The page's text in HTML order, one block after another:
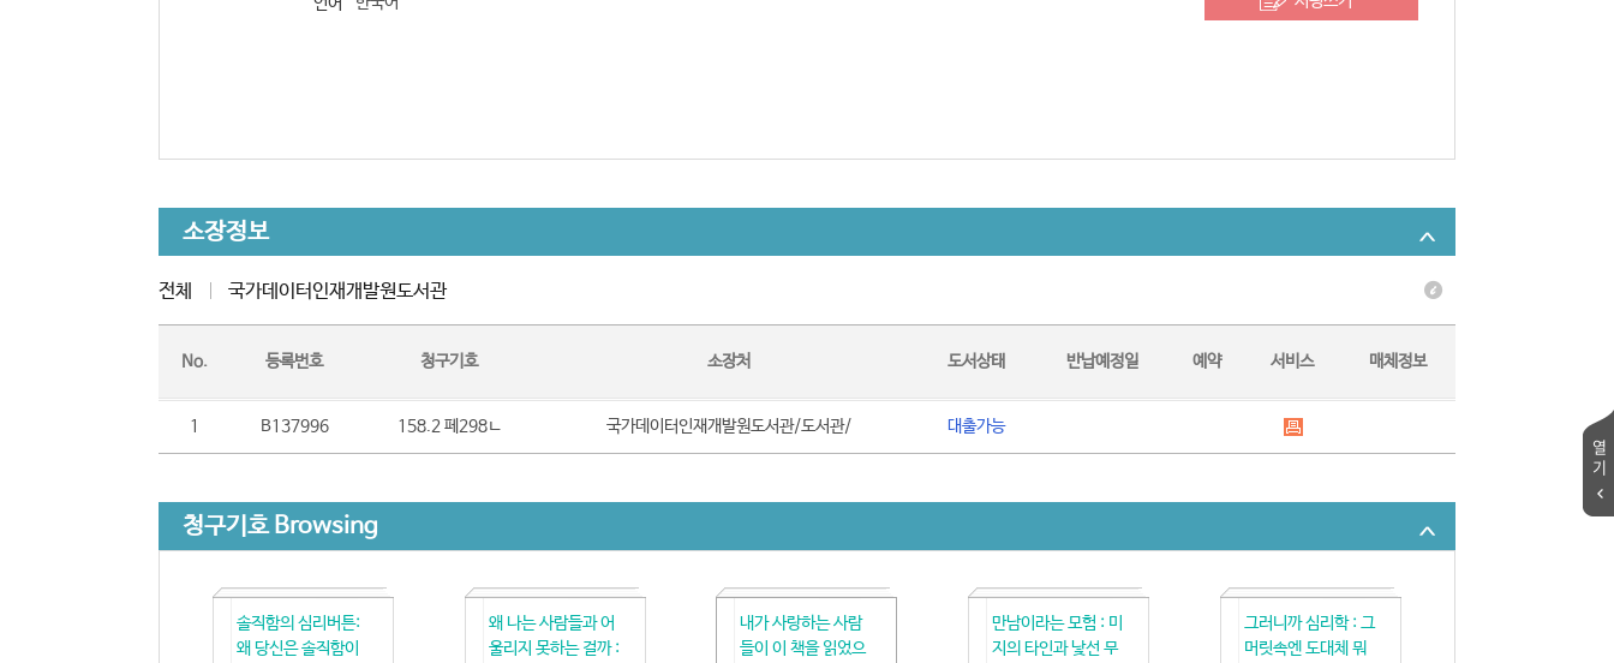
소장정보
전체 국가데이터인재개발원도서관
No. 등록번호 청구기호 소장처 도서상태 반납예정일 예약 서비스 매체정보
1 B137996 158.2 페298ㄴ 국가데이터인재개발원도서관/도서관/ 대출가능
청구기호 Browsing
솔직함의 심리버튼:
왜 당신은 솔직함이
왜 나는 사람들과 어
울리지 못하는 걸까 :
내가 사랑하는 사람
들이 이 책을 읽었으
만남이라는 모험 : 미
지의 타인과 낯선 무
그러니까 심리학 : 그
머릿속엔 도대체 뭐
열
기